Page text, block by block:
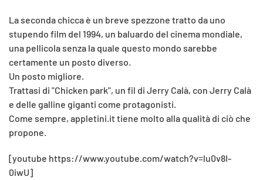
La seconda chicca è un breve spezzone tratto da uno
stupendo film del 1994, un baluardo del cinema mondiale,
una pellicola senza la quale questo mondo sarebbe
certamente un posto diverso.
Un posto migliore.
Trattasi di "Chicken park", un fil di Jerry Calà, con Jerry Calà
e delle galline giganti come protagonisti.
Come sempre, appletini.it tiene molto alla qualità di ciò che
propone.
[youtube https://www.youtube.com/watch?v=lu0v8I-
0iwU]